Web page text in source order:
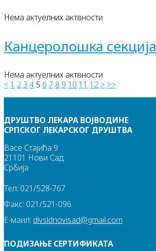
Нема актуелних актвности
Канцеролошка секција
Нема актуелних актвности
< 1 2 3 4 5 6 7 8 9 10 11 12 > >>
ДРУШТВО ЛЕКАРА ВОЈВОДИНЕ
СРПСКОГ ЛЕКАРСКОГ ДРУШТВА
Васе Стајића 9
21101 Нови Сад
Србија
Тел: 021/528-767
Факс: 021/521-096
Е-маил: dlvsldnovisad@gmail.com
ПОДИЗАЊЕ СЕРТИФИКАТА